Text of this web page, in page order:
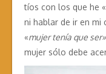
tíos con los que he
ni hablar de ir en mi
«mujer tenía que ser»
mujer sólo debe